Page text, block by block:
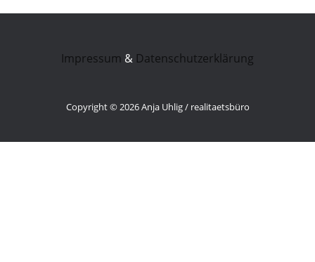
Impressum & Datenschutzerklärung
Copyright © 2026 Anja Uhlig / realitaetsbüro